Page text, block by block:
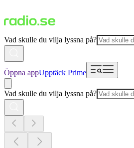
Vad skulle du vilja lyssna på?
Öppna appUpptäck Prime
Vad skulle du vilja lyssna på?